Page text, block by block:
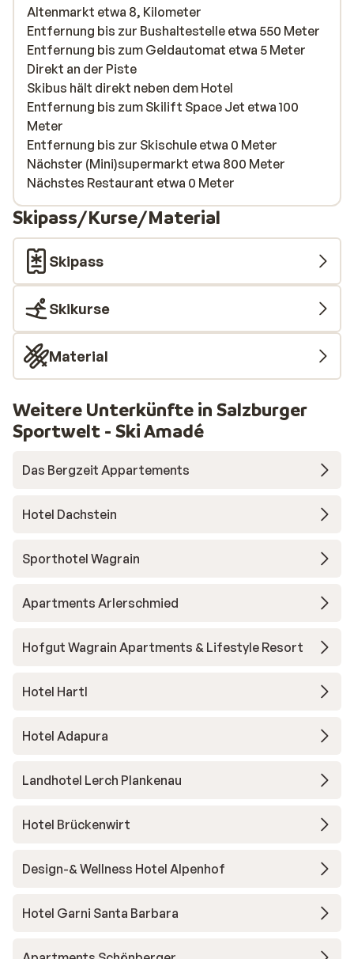
Altenmarkt etwa 8, Kilometer
Entfernung bis zur Bushaltestelle etwa 550 Meter
Entfernung bis zum Geldautomat etwa 5 Meter
Direkt an der Piste
Skibus hält direkt neben dem Hotel
Entfernung bis zum Skilift Space Jet etwa 100
Meter
Entfernung bis zur Skischule etwa 0 Meter
Nächster (Mini)supermarkt etwa 800 Meter
Nächstes Restaurant etwa 0 Meter
Skipass/Kurse/Material
Skipass
Skikurse
Material
Weitere Unterkünfte in Salzburger
Sportwelt - Ski Amadé
Das Bergzeit Appartements
Hotel Dachstein
Sporthotel Wagrain
Apartments Arlerschmied
Hofgut Wagrain Apartments & Lifestyle Resort
Hotel Hartl
Hotel Adapura
Landhotel Lerch Plankenau
Hotel Brückenwirt
Design-& Wellness Hotel Alpenhof
Hotel Garni Santa Barbara